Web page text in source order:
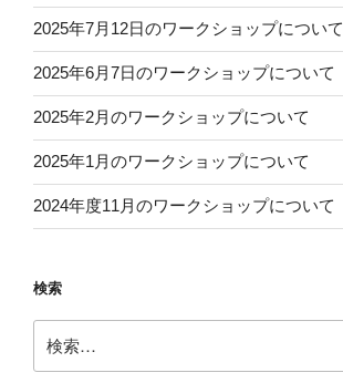
2025年7月12日のワークショップについて
2025年6月7日のワークショップについて
2025年2月のワークショップについて
2025年1月のワークショップについて
2024年度11月のワークショップについて
検索
索: